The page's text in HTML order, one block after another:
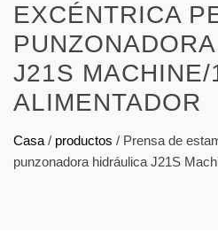
EXCÉNTRICA
J21S MACHINE/
ALIMENTADOR
Casa / productos / Prensa de
punzonadora hidráulica J21S